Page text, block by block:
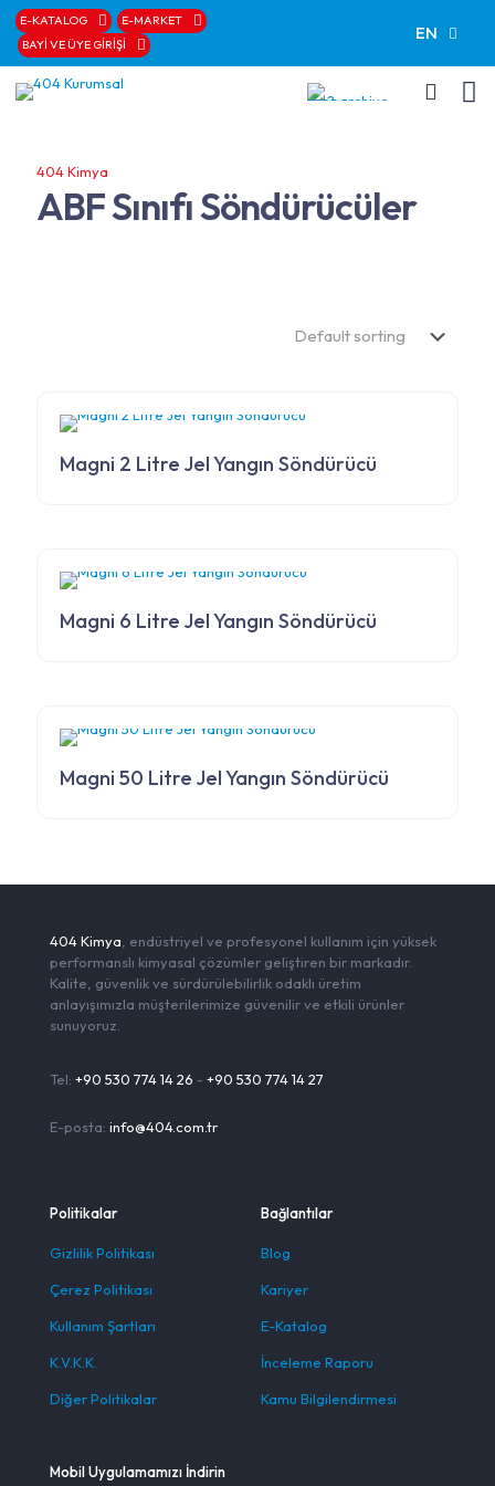
E-KATALOG
E-MARKET
BAYİ VE ÜYE GİRİŞİ
EN
404 Kimya
ABF Sınıfı Söndürücüler
Magni 2 Litre Jel Yangın Söndürücü
Magni 6 Litre Jel Yangın Söndürücü
Magni 50 Litre Jel Yangın Söndürücü
404 Kimya , endüstriyel ve profesyonel kullanım için yüksek
performanslı kimyasal çözümler geliştiren bir markadır.
Kalite, güvenlik ve sürdürülebilirlik odaklı üretim
anlayışımızla müşterilerimize güvenilir ve etkili ürünler
sunuyoruz.
Tel: +90 530 774 14 26 - +90 530 774 14 27
E-posta: info@404.com.tr
Politikalar
Gizlilik Politikası
Çerez Politikası
Kullanım Şartları
K.V.K.K.
Diğer Politikalar
Bağlantılar
Blog
Kariyer
E-Katalog
İnceleme Raporu
Kamu Bilgilendirmesi
Mobil Uygulamamızı İndirin